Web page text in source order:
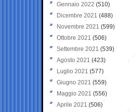
Gennaio 2022 (510)
Dicembre 2021 (488)
Novembre 2021 (599)
Ottobre 2021 (506)
Settembre 2021 (539)
Agosto 2021 (423)
Luglio 2021 (577)
Giugno 2021(559)
Maggio 2021 (556)
Aprile 2021 (506)